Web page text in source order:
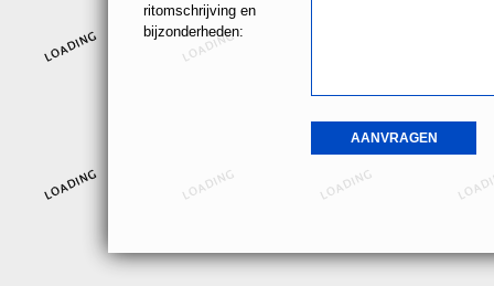
ritomschrijving en
bijzonderheden: